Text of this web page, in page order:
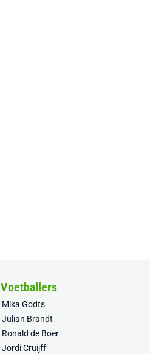
Voetballers
Mika Godts
Julian Brandt
Ronald de Boer
Jordi Cruijff